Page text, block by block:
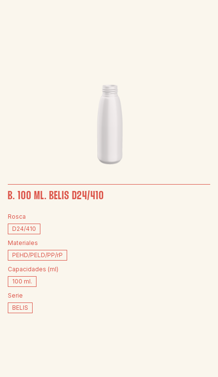
B. 100 ML. BELIS D24/410
Rosca
D24/410
Materiales
PEHD/PELD/PP/rP
Capacidades (ml)
100 ml.
Serie
BELIS